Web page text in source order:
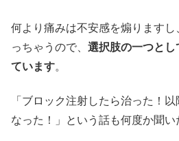
何より痛みは不安感を煽ります
っちゃうので、 選択肢の一つと
ています。
「ブロック注射したら治った！
なった！」という話も何度か聞い